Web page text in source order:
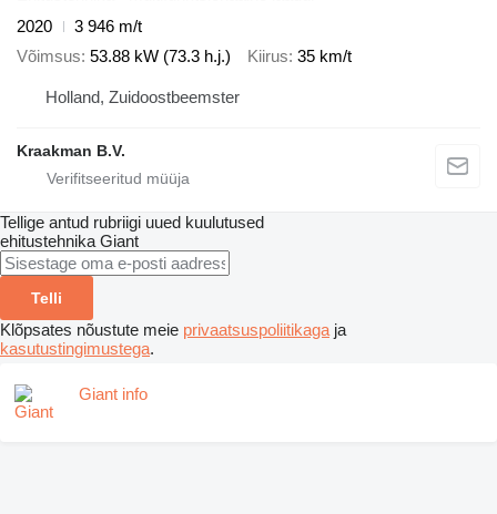
2020
3 946 m/t
Võimsus 53.88 kW (73.3 h.j.) Kiirus 35 km/t
Holland, Zuidoostbeemster
Kraakman B.V.
Tellige antud rubriigi uued kuulutused
ehitustehnika Giant
Telli
Klõpsates nõustute meie privaatsuspoliitikagaja
kasutustingimustega.
Giant info